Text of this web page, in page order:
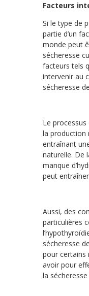
Facteurs
Si le type de
partie d’un
monde peut
sécheresse
facteurs tels
intervenir au
sécheresse
Le
la production
entraînant
naturelle. De
manque
peut
Aussi, des
particulières
sécheresse
pour certains
avoir pour
la